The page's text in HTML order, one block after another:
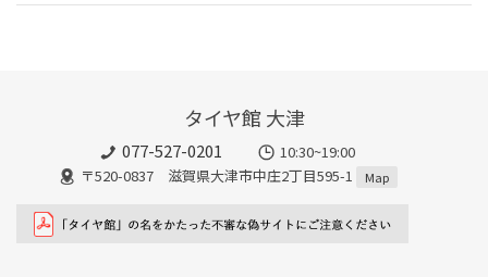
タイヤ館 大津
077-527-0201
10:30~19:00
〒520-0837 滋賀県大津市中庄2丁目595-1
Map